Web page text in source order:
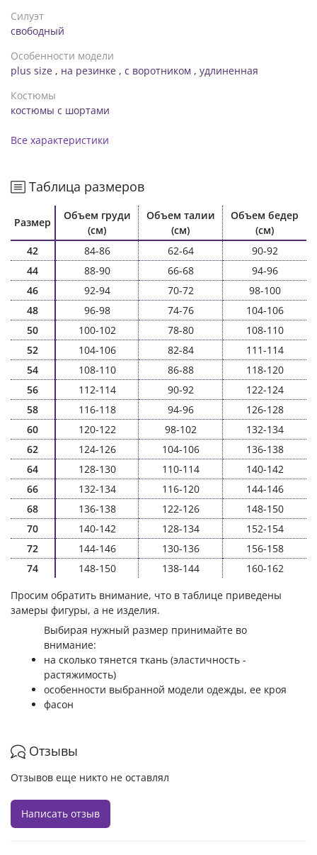
Силуэт
свободный
Особенности модели
plus size , на резинке , с воротником , удлиненная
Костюмы
костюмы с шортами
Все характеристики
Таблица размеров
Размер
Объем груди
(см)
Объем талии
(см)
Объем бедер
(см)
42
84-86 62-64
90-92
44
88-90 66-68
94-96
46
92-94 70-72
98-100
48
96-98 74-76
104-106
50
100-102 78-80
108-110
52
104-106 82-84
111-114
54
108-110 86-88
118-120
56
112-114 90-92
122-124
58
116-118 94-96
126-128
60
120-122 98-102
132-134
62
124-126 104-106
136-138
64
128-130 110-114
140-142
66
132-134 116-120
144-146
68
136-138 122-126
148-150
70
140-142 128-134
152-154
72
144-146 130-136
156-158
74
148-150 138-144
160-162
Просим обратить внимание, что в таблице приведены
замеры фигуры, а не изделия.
Выбирая нужный размер принимайте во
внимание:
на сколько тянется ткань (эластичность -
растяжимость)
особенности выбранной модели одежды, ее кроя
фасон
Отзывы
Отзывов еще никто не оставлял
Написать отзыв